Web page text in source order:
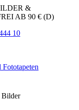
&
AB 90 € (D)
10